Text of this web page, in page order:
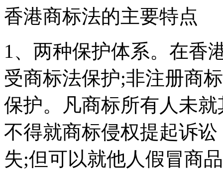
香港商标法的主要特点
1、两种保护体系。在香
受商标法保护;非注册商
保护。凡商标所有人未
不得就商标侵权提起诉
失;但可以就他人假冒商